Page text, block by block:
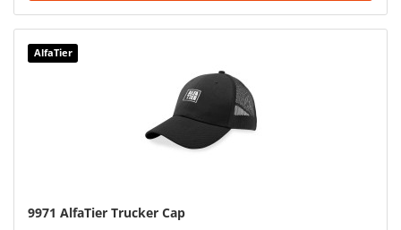
AlfaTier
9971 AlfaTier Trucker Cap